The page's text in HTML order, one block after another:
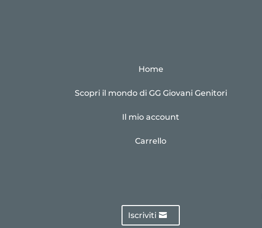
Home
Scopri il mondo di GG Giovani Genitori
Il mio account
Carrello
Iscriviti